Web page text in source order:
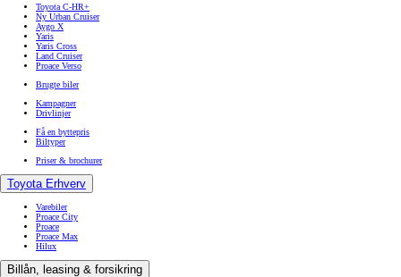
Toyota C-HR+
Ny Urban Cruiser
Aygo X
Yaris
Yaris Cross
Land Cruiser
Proace Verso
Brugte biler
Kampagner
Drivlinjer
Få en byttepris
Biltyper
Priser & brochurer
Toyota Erhverv
Varebiler
Proace City
Proace
Proace Max
Hilux
Billån, leasing & forsikring